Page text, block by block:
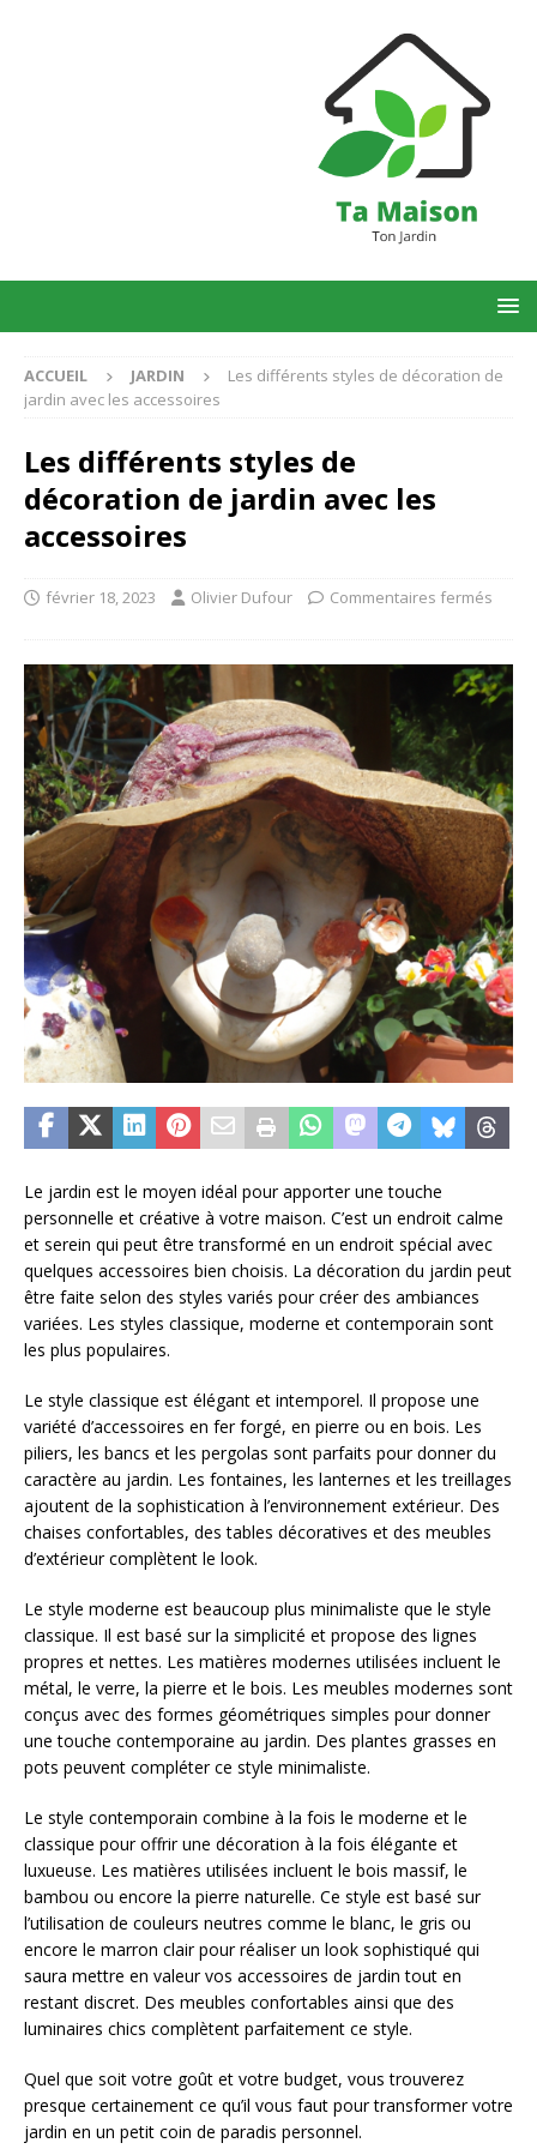
ACCUEIL JARDIN
Les différents styles de décoration de
jardin avec les accessoires
Les différents styles de
décoration de jardin avec les
accessoires
février 18, 2023 Olivier Dufour Commentaires fermés
Le jardin est le moyen idéal pour apporter une touche
personnelle et créative à votre maison. C’est un endroit calme
et serein qui peut être transformé en un endroit spécial avec
quelques accessoires bien choisis. La décoration du jardin peut
être faite selon des styles variés pour créer des ambiances
variées. Les styles classique, moderne et contemporain sont
les plus populaires.
Le style classique est élégant et intemporel. Il propose une
variété d’accessoires en fer forgé, en pierre ou en bois. Les
piliers, les bancs et les pergolas sont parfaits pour donner du
caractère au jardin. Les fontaines, les lanternes et les treillages
ajoutent de la sophistication à l’environnement extérieur. Des
chaises confortables, des tables décoratives et des meubles
d’extérieur complètent le look.
Le style moderne est beaucoup plus minimaliste que le style
classique. Il est basé sur la simplicité et propose des lignes
propres et nettes. Les matières modernes utilisées incluent le
métal, le verre, la pierre et le bois. Les meubles modernes sont
conçus avec des formes géométriques simples pour donner
une touche contemporaine au jardin. Des plantes grasses en
pots peuvent compléter ce style minimaliste.
Le style contemporain combine à la fois le moderne et le
classique pour offrir une décoration à la fois élégante et
luxueuse. Les matières utilisées incluent le bois massif, le
bambou ou encore la pierre naturelle. Ce style est basé sur
l’utilisation de couleurs neutres comme le blanc, le gris ou
encore le marron clair pour réaliser un look sophistiqué qui
saura mettre en valeur vos accessoires de jardin tout en
restant discret. Des meubles confortables ainsi que des
luminaires chics complètent parfaitement ce style.
Quel que soit votre goût et votre budget, vous trouverez
presque certainement ce qu’il vous faut pour transformer votre
jardin en un petit coin de paradis personnel.